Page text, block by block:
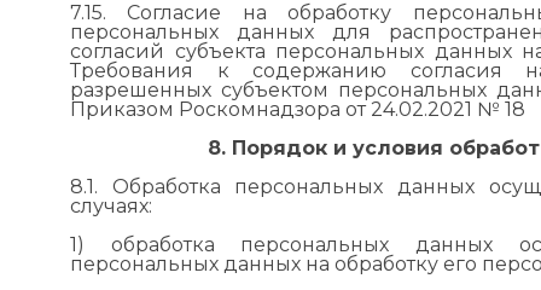
7.15. Согласие на обработку
персональных данных для
согласий субъекта персональных данных
Требования к содержанию согласия
разрешенных субъектом персональных
Приказом Роскомнадзора от 24.02.2021 № 18
8. Порядок и условия
8.1. Обработка персональных данных
случаях:
1) обработка персональных данных
персональных данных на обработку его